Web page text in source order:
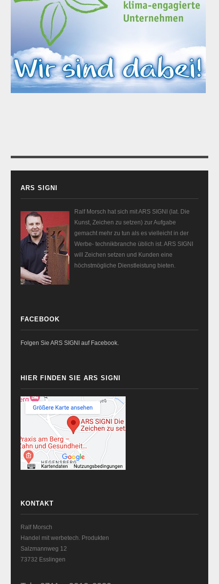
ARS SIGNI
Ralf Morsch hat sich mit ARS SIGNI (lat. Die
Kunst, Zeichen zu setzen) zur Aufgabe
gemacht mehr zu tun als es vielleicht in der
Werbe- technikbranche üblich ist. ARS SIGNI
will Zeichen setzen und Kunden eine
höchstmögliche Dienstleistung bieten.
FACEBOOK
Folgen Sie ARS SIGNI auf Facebook.
HIER FINDEN SIE ARS SIGNI
KONTAKT
Ralf Morsch
Handel mit werbetech. Produkten
Salzmannweg 12
73732 Esslingen